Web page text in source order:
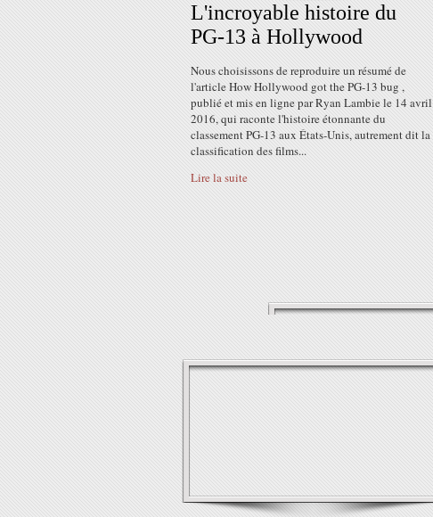
L'incroyable histoire du
PG-13 à Hollywood
Nous choisissons de reproduire un résumé de
l'article How Hollywood got the PG-13 bug ,
publié et mis en ligne par Ryan Lambie le 14 avril
2016, qui raconte l'histoire étonnante du
classement PG-13 aux États-Unis, autrement dit la
classification des films...
Lire la suite